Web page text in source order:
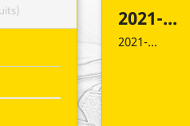
2021-...
2021-...